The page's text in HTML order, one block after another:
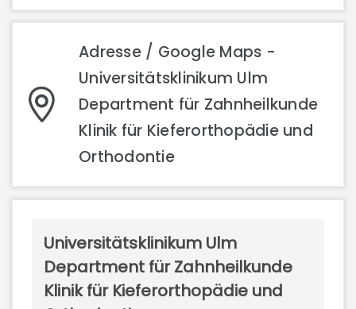
Adresse / Google Maps -
Universitätsklinikum Ulm
Department für Zahnheilkunde
Klinik für Kieferorthopädie und
Orthodontie
Universitätsklinikum Ulm
Department für Zahnheilkunde
Klinik für Kieferorthopädie und